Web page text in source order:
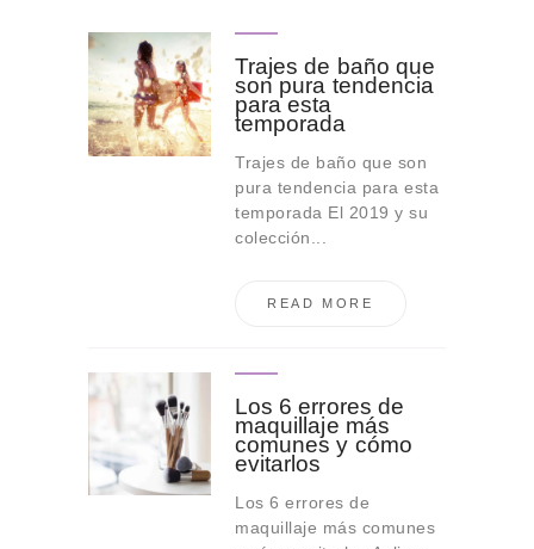
Trajes de baño que
son pura tendencia
para esta
temporada
Trajes de baño que son
pura tendencia para esta
temporada El 2019 y su
colección...
READ MORE
Los 6 errores de
maquillaje más
comunes y cómo
evitarlos
Los 6 errores de
maquillaje más comunes